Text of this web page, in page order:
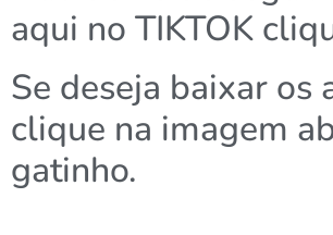
aqui no TIKTOK
Se deseja baixar os
clique na imagem
gatinho.